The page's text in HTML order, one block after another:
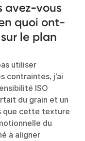
avez-vous
quoi ont-
le plan
utiliser
contraintes, j’ai
ISO
du grain et un
que cette texture
du
à aligner